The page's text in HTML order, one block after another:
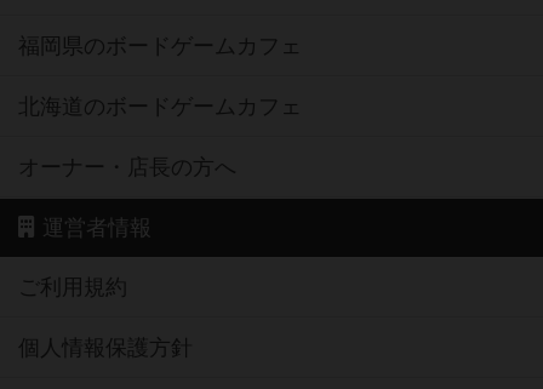
福岡県のボードゲームカフェ
北海道のボードゲームカフェ
オーナー・店長の方へ
運営者情報
ご利用規約
個人情報保護方針